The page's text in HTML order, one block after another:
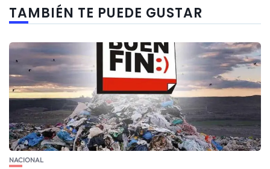
TAMBIÉN TE PUEDE GUSTAR
NACIONAL